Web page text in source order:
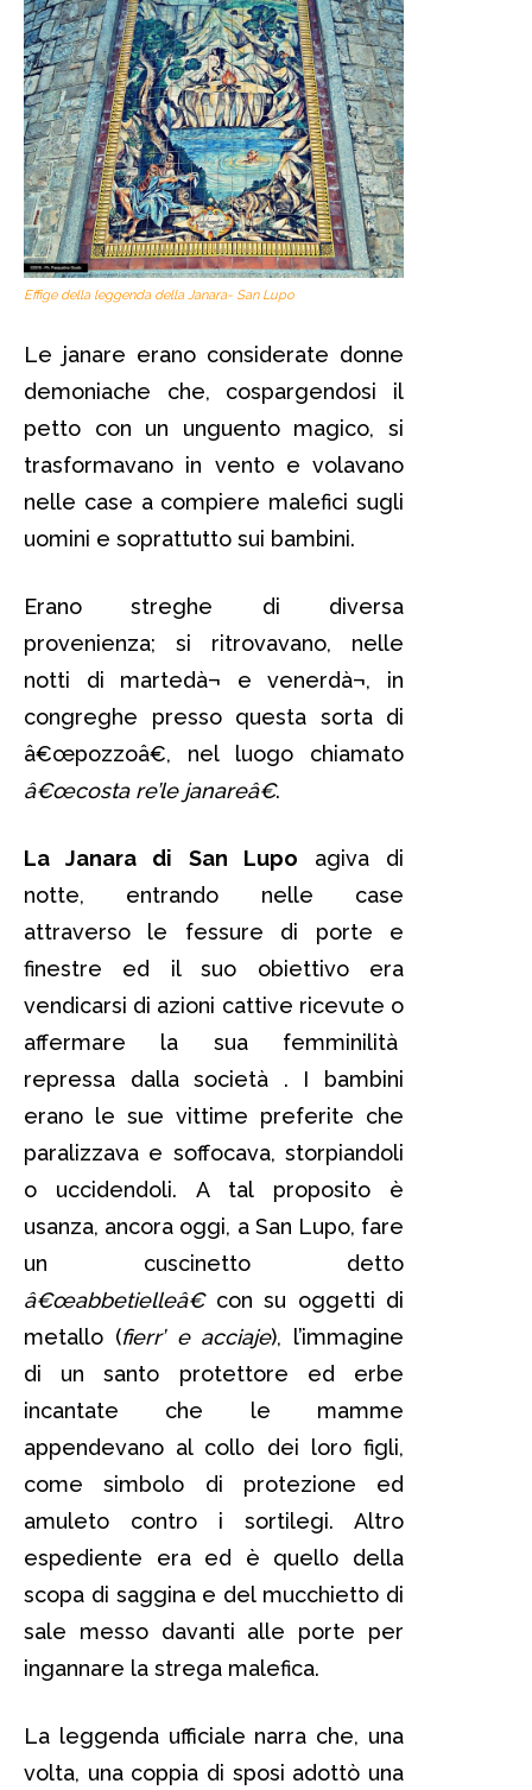
Effige della leggenda della Janara- San Lupo
Le janare erano considerate donne
demoniache che, cospargendosi il
petto con un unguento magico, si
trasformavano in vento e volavano
nelle case a compiere malefici sugli
uomini e soprattutto sui bambini.
Erano streghe di diversa
provenienza; si ritrovavano, nelle
notti di martedà¬ e venerdà¬, in
congreghe presso questa sorta di
â€œpozzoâ€, nel luogo chiamato
â€œcosta re’le janareâ€.
La Janara di San Lupo agiva di
notte, entrando nelle case
attraverso le fessure di porte e
finestre ed il suo obiettivo era
vendicarsi di azioni cattive ricevute o
affermare la sua femminilità
repressa dalla società . I bambini
erano le sue vittime preferite che
paralizzava e soffocava, storpiandoli
o uccidendoli. A tal proposito è
usanza, ancora oggi, a San Lupo, fare
un cuscinetto detto
â€œabbetielleâ€con su oggetti di
metallo (fierr’ e acciaje), l’immagine
di un santo protettore ed erbe
incantate che le mamme
appendevano al collo dei loro figli,
come simbolo di protezione ed
amuleto contro i sortilegi. Altro
espediente era ed è quello della
scopa di saggina e del mucchietto di
sale messo davanti alle porte per
ingannare la strega malefica.
La leggenda ufficiale narra che, una
volta, una coppia di sposi adottò una